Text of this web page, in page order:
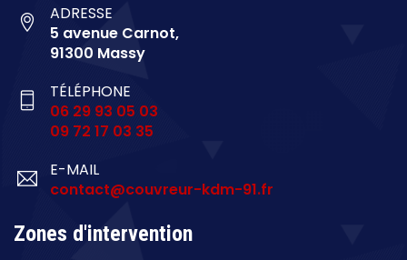
ADRESSE
5 avenue Carnot,
91300 Massy
TÉLÉPHONE
06 29 93 05 03
09 72 17 03 35
E-MAIL
contact@couvreur-kdm-91.fr
Zones d'intervention